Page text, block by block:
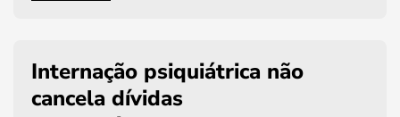
Internação psiquiátrica não
cancela dívidas